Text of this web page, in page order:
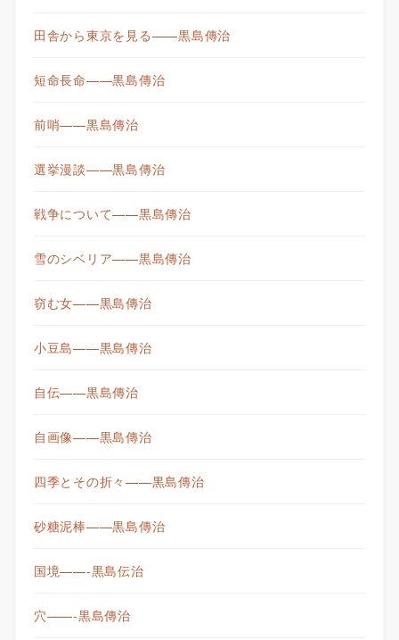
田舎から東京を見る——黒島傳治
短命長命——黒島傳治
前哨——黒島傳治
選挙漫談——黒島傳治
戦争について——黒島傳治
雪のシベリア——黒島傳治
窃む女——黒島傳治
小豆島——黒島傳治
自伝——黒島傳治
自画像——黒島傳治
四季とその折々——黒島傳治
砂糖泥棒——黒島傳治
国境——-黒島伝治
穴——-黒島傳治